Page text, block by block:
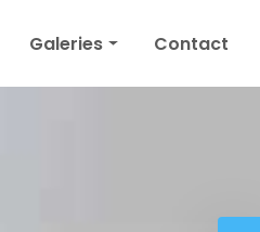
Galeries Contact